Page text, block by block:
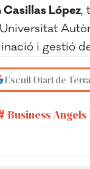
López,
i
Escull Diari de
Business